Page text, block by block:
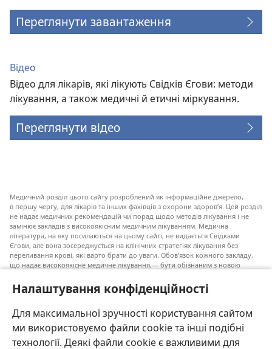
Налаштування конфіденційності
Для максимальної зручності користування сайтом
ми використовуємо файли cookie та інші подібні
технології. Деякі файли cookie є важливими для
Переглянути завантаження
Відео
Відео для лікарів, які лікують Свідків Єгови: методи
лікування, а також медичні й етичні міркування.
Переглянути відео
Медичний розділ цього сайту розроблений як інформаційне джерело,
в першу чергу, для лікарів та інших фахівців з охорони здоров’я. Цей розділ
не надає медичних рекомендацій чи порад щодо методів лікування і не
замінює закладів з високоякісним медичним лікуванням. Медична
література, на яку посилаються на цьому сайті, не видається Свідками
Єгови, але вона зосереджується на клінічних стратегіях лікування без
переливання крові, які варто брати до уваги. Обов’язок кожного закладу,
що надає високоякісне медичне лікування,— бути обізнаним з новою
пацієнту приймати власні рішення згідно з його медичним станом,
побажаннями, цінностями та віруваннями. Не всі медичні стратегії, згадані
До пацієнтів: завжди шукайте порад вашого лікаря або іншого фахівця
з охорони здоров’я щодо медичних станів та лікування. Проконсультуйтеся
з лікарем, якщо відчуваєте, що ви хворі.